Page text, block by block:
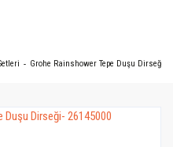
Grohe Rainshower Tepe Duşu Dirseği-